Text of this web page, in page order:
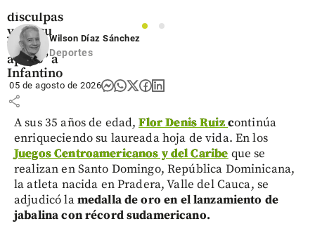
disculpas
y dio su
“pleno
apoyo” a
Infantino
share
1
2
Wilson Díaz Sánchez
Deportes
05 de agosto de 2026
A sus 35 años de edad,Flor Denis Ruizcontinúa
enriqueciendo su laureada hoja de vida. En los
Juegos Centroamericanos y del Caribe que se
realizan en Santo Domingo, República Dominicana,
la atleta nacida en Pradera, Valle del Cauca, se
adjudicó lamedalla de oro en el lanzamiento de
jabalina con récord sudamericano.